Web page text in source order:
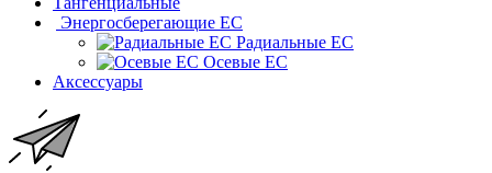
Энергосберегающие EC
Радиальные EC
Осевые EC
Аксессуары